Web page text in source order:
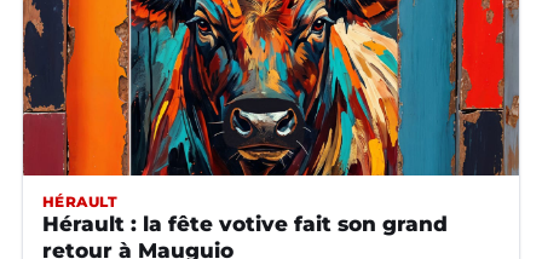
HÉRAULT
Hérault : la fête votive fait son grand
retour à Mauguio